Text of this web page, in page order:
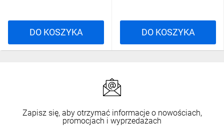
DO KOSZYKA DO KOSZYKA
Zapisz się, aby otrzymać informacje o nowościach,
promocjach i wyprzedażach